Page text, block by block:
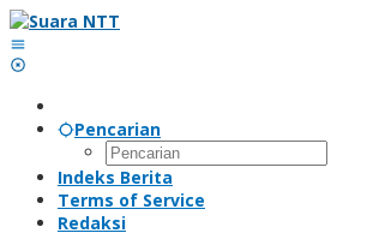
Lewati
ke
konten
Pencarian
Indeks Berita
Terms of Service
Redaksi